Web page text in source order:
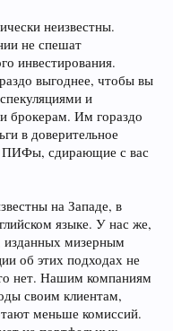
неизвестны.
не спешат
инвестирования.
выгоднее, чтобы вы
и
брокерам. Им гораздо
в доверительное
ПИФы, сдирающие с вас
на Западе, в
языке. У нас же,
изданных мизерным
об этих подходах не
нет. Нашим компаниям
своим клиентам,
меньше комиссий.